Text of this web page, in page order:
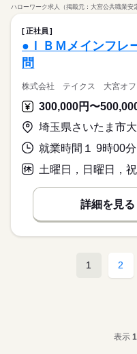
ハローワーク求人（掲載元：大宮公共職業安
正社員
●ＩＢＭメインフレ
問
株式会社 テイクス 大宮オフ
埼玉県さいたま市
就業時間１ 9時00
土曜日，日曜日，
詳細を見る
1 2
表示